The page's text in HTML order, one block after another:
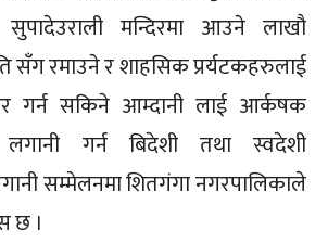
मन्दिरमा आउने लाखौ
सँग रमाउने र शाहसिक प्रर्यटकहरुलाई
गर्न सकिने आम्दानी लाई आर्कषक
गर्न बिदेशी तथा स्वदेशी
सम्मेलनमा शितगंगा नगरपालिकाले
छ ।